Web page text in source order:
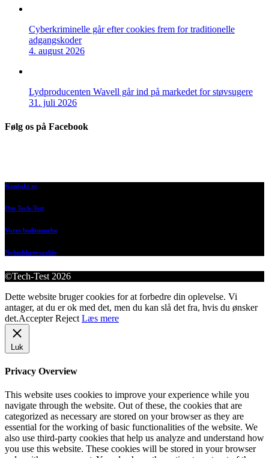
Cyberkriminelle går efter cookies frem for traditionelle
adgangskoder
4. august 2026
Lydproducenten Wavell går ind på markedet for støvsugere
31. juli 2026
Følg os på Facebook
Kontakt os
Om Tech-Test
Vores bedømmelse
Nyhedsbrevsarkiv
©Tech-Test 2026
Dette website bruger cookies for at forbedre din oplevelse. Vi
antager, at du er ok med det, men du kan slå det fra, hvis du ønsker
det.Accepter Reject Læs mere
Luk
Privacy Overview
This website uses cookies to improve your experience while you
navigate through the website. Out of these, the cookies that are
categorized as necessary are stored on your browser as they are
essential for the working of basic functionalities of the website. We
also use third-party cookies that help us analyze and understand how
you use this website. These cookies will be stored in your browser